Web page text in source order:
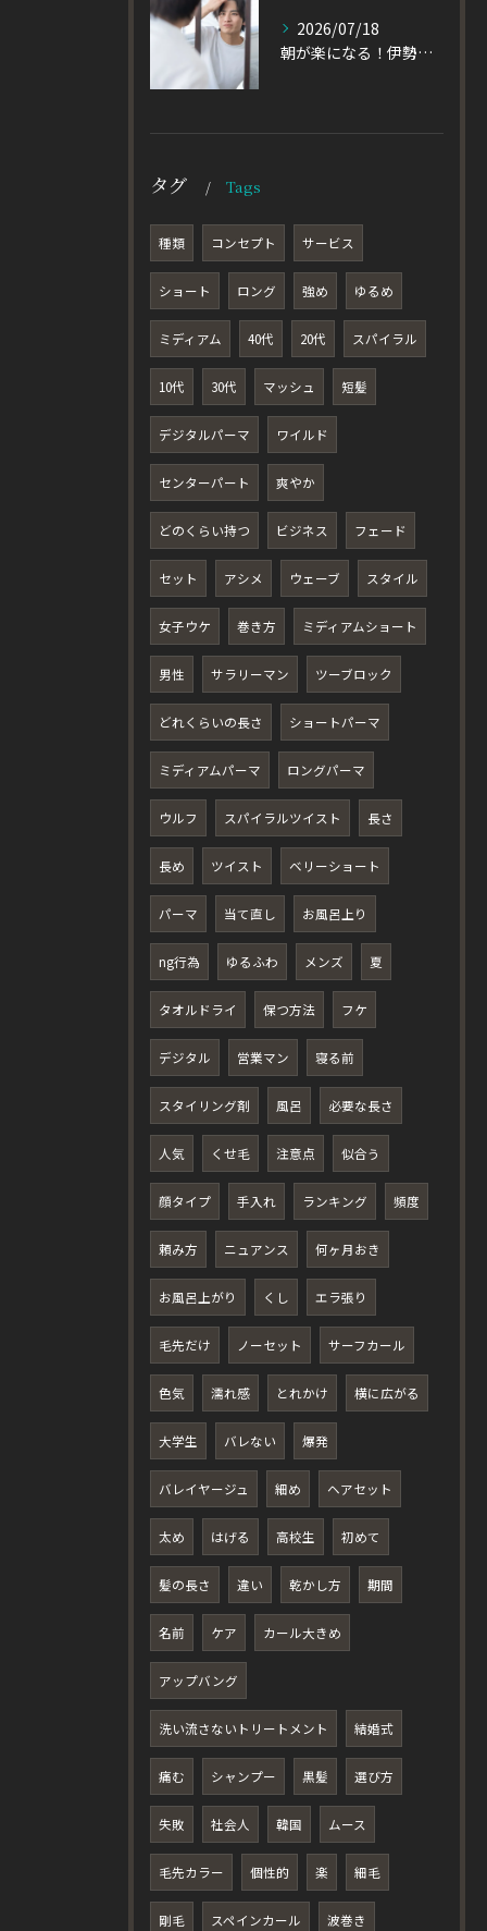
2026/07/18
朝が楽になる！伊勢崎市の美容室が教える大人パーマスタイル
タグ Tags
種類 コンセプト サービス
ショート ロング 強め ゆるめ
ミディアム 40代 20代 スパイラル
10代 30代 マッシュ 短髪
デジタルパーマ ワイルド
センターパート 爽やか
どのくらい持つ ビジネス フェード
セット アシメ ウェーブ スタイル
女子ウケ 巻き方 ミディアムショート
男性 サラリーマン ツーブロック
どれくらいの長さ ショートパーマ
ミディアムパーマ ロングパーマ
ウルフ スパイラルツイスト 長さ
長め ツイスト ベリーショート
パーマ 当て直し お風呂上り
ng行為 ゆるふわ メンズ 夏
タオルドライ 保つ方法 フケ
デジタル 営業マン 寝る前
スタイリング剤 風呂 必要な長さ
人気 くせ毛 注意点 似合う
顔タイプ 手入れ ランキング 頻度
頼み方 ニュアンス 何ヶ月おき
お風呂上がり くし エラ張り
毛先だけ ノーセット サーフカール
色気 濡れ感 とれかけ 横に広がる
大学生 バレない 爆発
バレイヤージュ 細め ヘアセット
太め はげる 高校生 初めて
髪の長さ 違い 乾かし方 期間
名前 ケア カール大きめ
アップバング
洗い流さないトリートメント 結婚式
痛む シャンプー 黒髪 選び方
失敗 社会人 韓国 ムース
毛先カラー 個性的 楽 細毛
剛毛 スペインカール 波巻き